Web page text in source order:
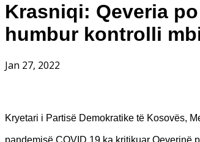
Krasniqi: Qeveria
humbur kontrolli
Jan 27, 2022
Kryetari i Partisë Demokratike të Kosovës,
pandemisë COVID 19 ka kritikuar Qeverinë